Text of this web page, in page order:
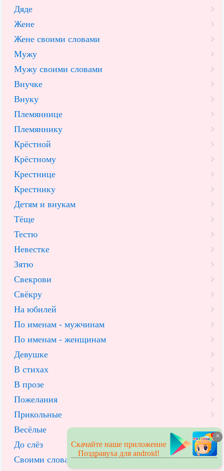
Дяде
Жене
Жене своими словами
Мужу
Мужу своими словами
Внучке
Внуку
Племяннице
Племяннику
Крёстной
Крёстному
Крестнице
Крестнику
Детям и внукам
Тёще
Тестю
Невестке
Зятю
Свекрови
Свёкру
На юбилей
По именам - мужчинам
По именам - женщинам
Девушке
В стихах
В прозе
Пожелания
Прикольные
Весёлые
До слёз
Своими словами до слёз
×
Скачайте наше приложение
Поздравуха для android!